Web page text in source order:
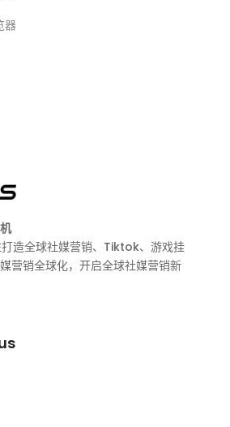
器
造全球社媒营销、Tiktok、游戏挂
营销全球化，开启全球社媒营销新